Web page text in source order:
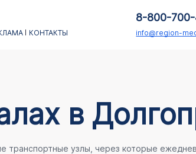
КОНТАКТЫ
8-800-
info@region-
в
транспортные узлы, через которые